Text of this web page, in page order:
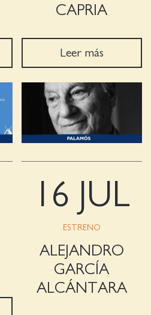
CAPRIA
Leer más
16 JUL
ESTRENO
ALEJANDRO
GARCÍA
ALCÁNTARA